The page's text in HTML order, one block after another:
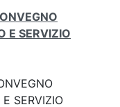
E SERVIZIO
SERVIZIO